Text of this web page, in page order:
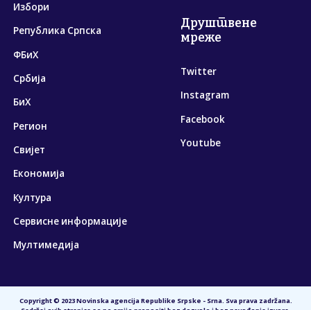
Избори
Република Српска
ФБиХ
Србија
БиХ
Регион
Свијет
Економија
Култура
Сервисне информације
Мултимедија
Друштвене
мреже
Twitter
Instagram
Facebook
Youtube
Copyright © 2023 Novinska agencija Republike Srpske - Srna. Sva prava zadržana.